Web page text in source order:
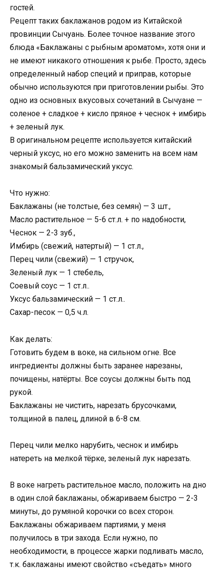
гостей.
Рецепт таких баклажанов родом из Китайской
провинции Сычуань. Более точное название этого
блюда «Баклажаны с рыбным ароматом», хотя они и
не имеют никакого отношения к рыбе. Просто, здесь
определенный набор специй и приправ, которые
обычно используются при приготовлении рыбы. Это
одно из основных вкусовых сочетаний в Сычуане —
соленое + сладкое + кисло пряное + чеснок + имбирь
+ зеленый лук.
В оригинальном рецепте используется китайский
черный уксус, но его можно заменить на всем нам
знакомый бальзамический уксус.
Что нужно:
Баклажаны (не толстые, без семян) — 3 шт.,
Масло растительное — 5-6 ст.л. + по надобности,
Чеснок — 2-3 зуб.,
Имбирь (свежий, натертый) — 1 ст.л.,
Перец чили (свежий) — 1 стручок,
Зеленый лук — 1 стебель,
Соевый соус — 1 ст.л..
Уксус бальзамический — 1 ст.л..
Сахар-песок — 0,5 ч.л.
Как делать:
Готовить будем в воке, на сильном огне. Все
ингредиенты должны быть заранее нарезаны,
почищены, натёрты. Все соусы должны быть под
рукой.
Баклажаны не чистить, нарезать брусочками,
толщиной в палец, длиной в 6-8 см.
Перец чили мелко нарубить, чеснок и имбирь
натереть на мелкой тёрке, зеленый лук нарезать.
В воке нагреть растительное масло, положить на дно
в один слой баклажаны, обжариваем быстро — 2-3
минуты, до румяной корочки со всех сторон.
Баклажаны обжариваем партиями, у меня
получилось в три захода. Если нужно, по
необходимости, в процессе жарки подливать масло,
т.к. баклажаны имеют свойство «съедать» много